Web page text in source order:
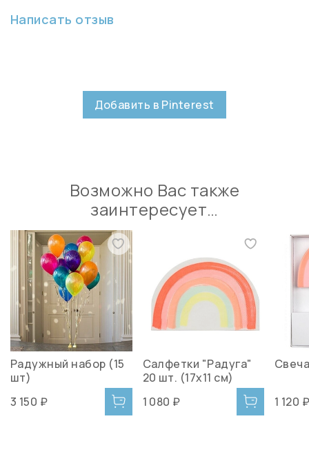
Написать отзыв
Добавить в Pinterest
Возможно Вас также
заинтересует…
Радужный набор (15
шт)
3 150 ₽
Салфетки "Радуга"
20 шт. (17х11 см)
1 080 ₽
1 120